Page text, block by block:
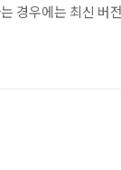
우에는 최신 버